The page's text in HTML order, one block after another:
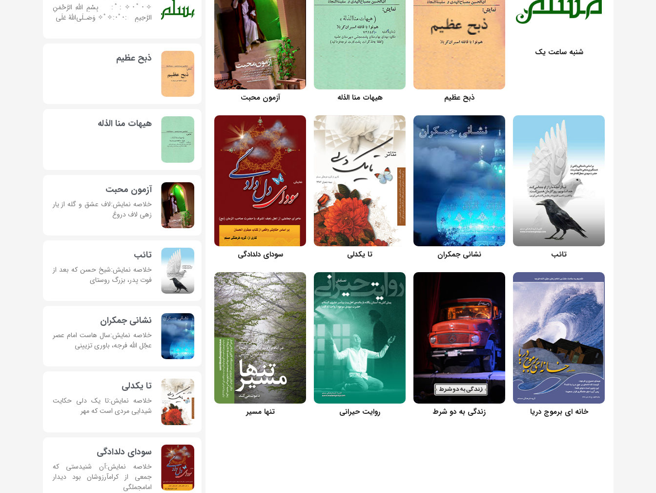
شنبه ساعت یک
کارگردان:
ذبح عظیم هیهات منا الذله
کارگردان: مسعود اسماعیلی
آزمون محبت
کارگردان: مسعود اسماعیلی
تائب
کارگردان: مسعود اسماعیلی
نشانی جمکران
کارگردان: مسعود اسماعیلی
تا یکدلی
کارگردان: مسعود اسماعیلی
سودای دلدادگی
کارگردان: مسعود اسماعیلی
خانه ای برموج دریا
کارگردان: مسعود اسماعیلی
زندگی به دو شرط
کارگردان: مسعود اسماعیلی
روایت حیرانی
کارگردان: مسعود اسماعیلی
تنها مسیر
✧･ﾟ: ✧･ﾟ: بِسْمِ اللَّهِ الرَّحْمَنِ
الرَّحِیمِ :･ﾟ✧:･ﾟ✧ وَصَـلَی‌اللهُ عَلَی
ذبح عظیم
هیهات منا الذله
آزمون محبت
خلاصه نمایش:لاف عشق و گله از یار
زهی لاف دروغ
تائب
خلاصه نمایش:شیخ حسن که بعد از
فوت پدر، بزرگ روستای
نشانی جمکران
خلاصه نمایش:سال هاست امام عصر
عجّل الله فرجه، باوری تزیینی
تا یکدلی
خلاصه نمایش:تا یک دلی حکایت
شیدایی مردی است که مهر
سودای دلدادگی
خلاصه نمایش:آن شنیدستی که
جمعی از کرامآرزوشان بود دیدار
امامجملگی